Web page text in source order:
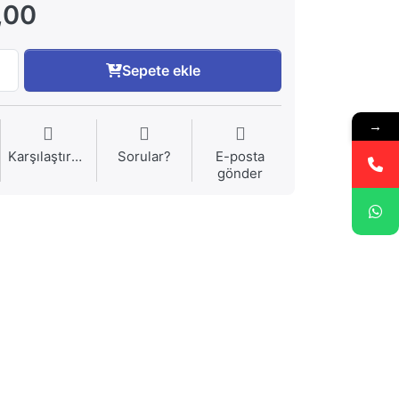
Sepete ekle
Karşılaştırma Sorular?
E-posta
gönder
→